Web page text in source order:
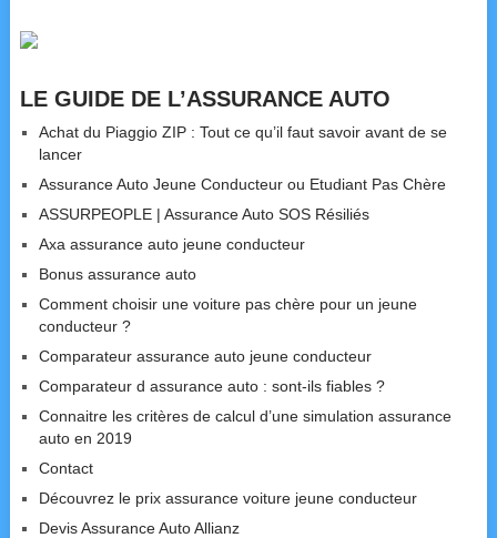
LE GUIDE DE L’ASSURANCE AUTO
Achat du Piaggio ZIP : Tout ce qu’il faut savoir avant de se
lancer
Assurance Auto Jeune Conducteur ou Etudiant Pas Chère
ASSURPEOPLE | Assurance Auto SOS Résiliés
Axa assurance auto jeune conducteur
Bonus assurance auto
Comment choisir une voiture pas chère pour un jeune
conducteur ?
Comparateur assurance auto jeune conducteur
Comparateur d assurance auto : sont-ils fiables ?
Connaitre les critères de calcul d’une simulation assurance
auto en 2019
Contact
Découvrez le prix assurance voiture jeune conducteur
Devis Assurance Auto Allianz